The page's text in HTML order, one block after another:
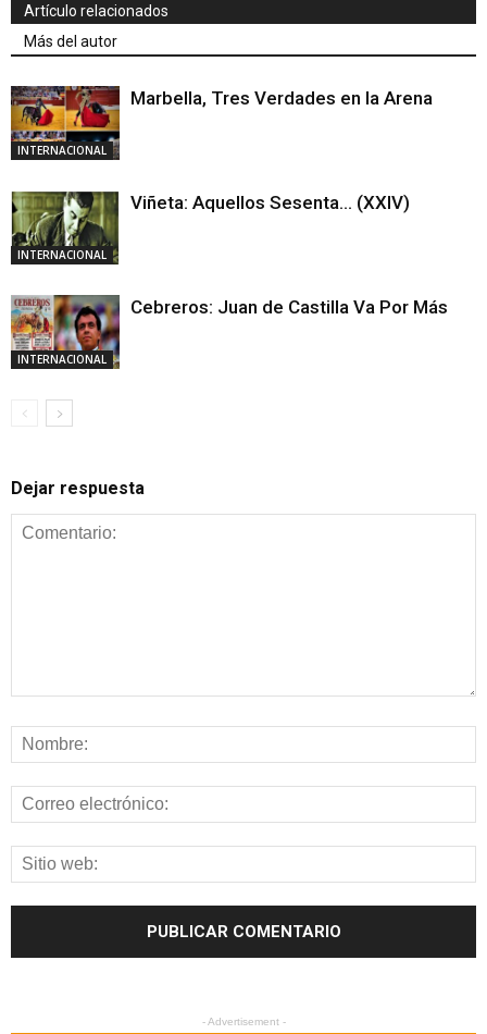
Artículo relacionados
Más del autor
INTERNACIONAL
Marbella, Tres Verdades en la Arena
INTERNACIONAL
Viñeta: Aquellos Sesenta… (XXIV)
INTERNACIONAL
Cebreros: Juan de Castilla Va Por Más
Dejar respuesta
- Advertisement -